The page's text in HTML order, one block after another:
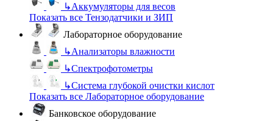
↳Аккумуляторы для весов
Показать все Тензодатчики и ЗИП
Лабораторное оборудование
↳Анализаторы влажности
↳Спектрофотометры
↳Система глубокой очистки кислот
Показать все Лабораторное оборудование
Банковское оборудование